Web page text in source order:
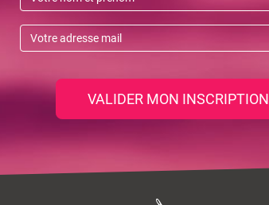
VALIDER MON INSCRIPTION